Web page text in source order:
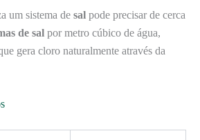
um sistema de sal pode precisar de cerca
de sal por metro cúbico de água,
gera cloro naturalmente através da